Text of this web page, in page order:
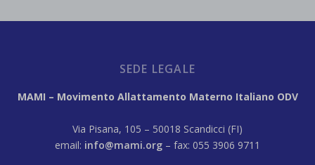
SEDE LEGALE
MAMI – Movimento Allattamento Materno Italiano ODV
Via Pisana, 105 – 50018 Scandicci (FI)
email: info@mami.org – fax: 055 3906 9711